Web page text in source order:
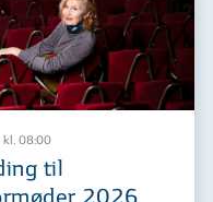
kl. 08:00
til